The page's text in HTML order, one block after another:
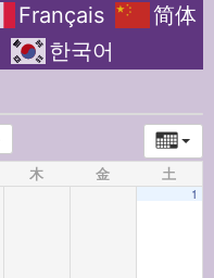
Français
简体
한국어
木 金 土
1